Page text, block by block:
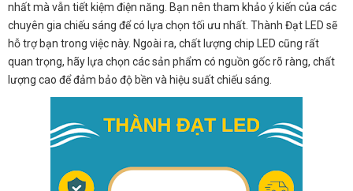
nhất mà vẫn tiết kiệm điện năng. Bạn nên tham khảo ý kiến của các
chuyên gia chiếu sáng để có lựa chọn tối ưu nhất. Thành Đạt LED sẽ
hỗ trợ bạn trong việc này. Ngoài ra, chất lượng chip LED cũng rất
quan trọng, hãy lựa chọn các sản phẩm có nguồn gốc rõ ràng, chất
lượng cao để đảm bảo độ bền và hiệu suất chiếu sáng.